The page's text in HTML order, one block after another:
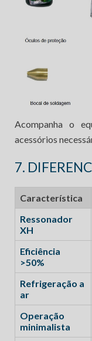
Acompanha o
acessórios
7.
Característica
Ressonador
XH
Eficiência
>50%
Refrigeração a
ar
Operação
minimalista